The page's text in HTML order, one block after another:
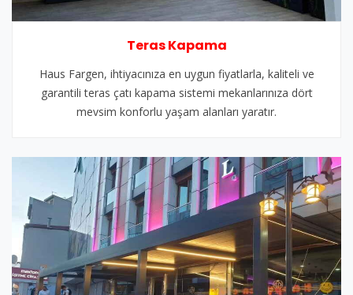
Teras Kapama
Haus Fargen, ihtiyacınıza en uygun fiyatlarla, kaliteli ve
garantili teras çatı kapama sistemi mekanlarınıza dört
mevsim konforlu yaşam alanları yaratır.